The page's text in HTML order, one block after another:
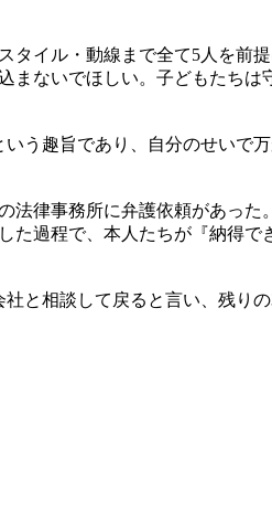
イル・動線まで全て5人を前
ないでほしい。子どもたちは
う趣旨であり、自分のせいで
律事務所に弁護依頼があっ
過程で、本人たちが『納得
と相談して戻ると言い、残り